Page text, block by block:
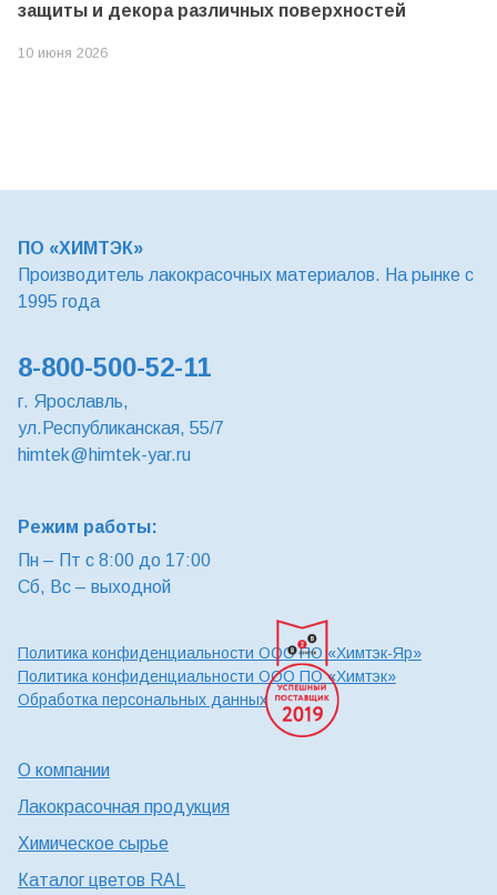
защиты и декора различных поверхностей
10 июня 2026
ПО «ХИМТЭК»
Производитель лакокрасочных материалов. На рынке с
1995 года
8-800-500-52-11
г. Ярославль,
ул.Республиканская, 55/7
himtek@himtek-yar.ru
Режим работы:
Пн – Пт с 8:00 до 17:00
Сб, Вс – выходной
Политика конфиденциальности ООО ПО «Химтэк-Яр»
Политика конфиденциальности ООО ПО «Химтэк»
Обработка персональных данных
О компании
Лакокрасочная продукция
Химическое сырье
Каталог цветов RAL